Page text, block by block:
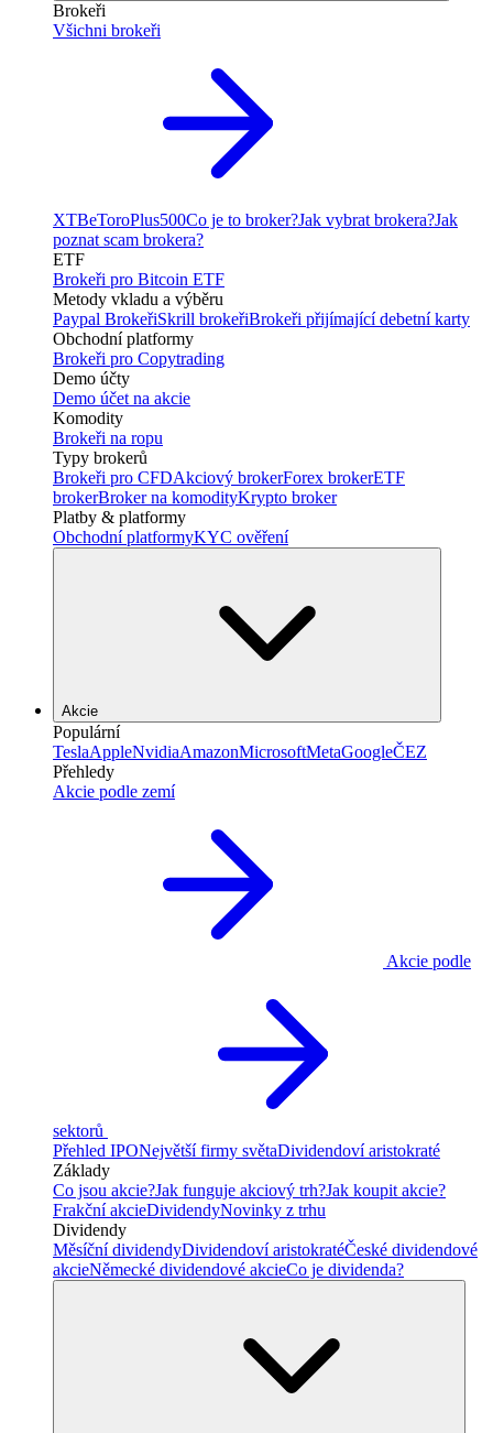
Brokeři
Všichni brokeři
XTBeToroPlus500Co je to broker?Jak vybrat brokera?Jak
poznat scam brokera?
ETF
Brokeři pro Bitcoin ETF
Metody vkladu a výběru
Paypal BrokeřiSkrill brokeřiBrokeři přijímající debetní karty
Obchodní platformy
Brokeři pro Copytrading
Demo účty
Demo účet na akcie
Komodity
Brokeři na ropu
Typy brokerů
Brokeři pro CFDAkciový brokerForex brokerETF
brokerBroker na komodityKrypto broker
Platby & platformy
Obchodní platformyKYC ověření
Akcie
Populární
TeslaAppleNvidiaAmazonMicrosoftMetaGoogleČEZ
Přehledy
Akcie podle zemí
Akcie podle
sektorů
Přehled IPONejvětší firmy světaDividendoví aristokraté
Základy
Co jsou akcie?Jak funguje akciový trh?Jak koupit akcie?
Frakční akcieDividendyNovinky z trhu
Dividendy
Měsíční dividendyDividendoví aristokratéČeské dividendové
akcieNěmecké dividendové akcieCo je dividenda?